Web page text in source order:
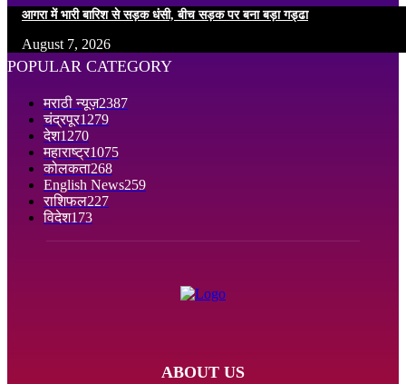
आगरा में भारी बारिश से सड़क धंसी, बीच सड़क पर बना बड़ा गड्ढा
August 7, 2026
POPULAR CATEGORY
मराठी न्यूज़2387
चंद्रपूर1279
देश1270
महाराष्ट्र1075
कोलकता268
English News259
राशिफल227
विदेश173
ABOUT US